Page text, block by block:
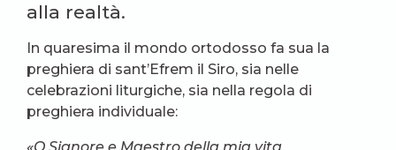
alla realtà.
In quaresima il mondo ortodosso fa sua la
preghiera di sant’Efrem il Siro, sia nelle
celebrazioni liturgiche, sia nella regola di
preghiera individuale: